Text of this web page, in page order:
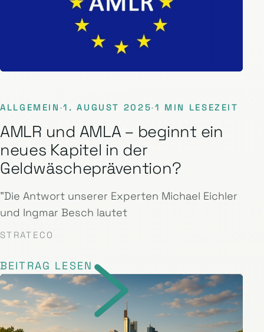
ALLGEMEIN ·1. AUGUST 2025·1 MIN LESEZEIT
AMLR und AMLA – beginnt ein
neues Kapitel in der
Geldwäscheprävention?
"Die Antwort unserer Experten Michael Eichler
und Ingmar Besch lautet
STRATECO
BEITRAG LESEN